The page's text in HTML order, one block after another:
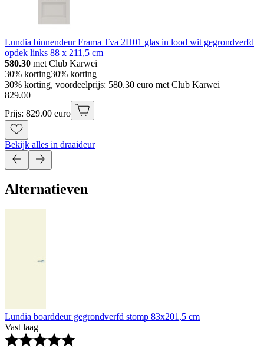
Lundia binnendeur Frama Tva 2H01 glas in lood wit gegrondverfd
opdek links 88 x 211,5 cm
580.30 met Club Karwei
30% korting30% korting
30% korting, voordeelprijs: 580.30 euro met Club Karwei
829.00
Prijs: 829.00 euro
Bekijk alles in draaideur
Alternatieven
Lundia boarddeur gegrondverfd stomp 83x201,5 cm
Vast laag